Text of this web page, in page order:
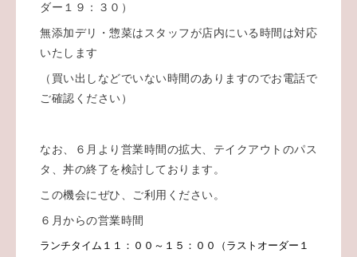
ダー１９：３０）
無添加デリ・惣菜はスタッフが店内にいる時間は対応
いたします
（買い出しなどでいない時間のありますのでお電話で
ご確認ください）
なお、６月より営業時間の拡大、テイクアウトのパス
タ、丼の終了を検討しております。
この機会にぜひ、ご利用ください。
６月からの営業時間
ランチタイム１１：００～１５：００（ラストオーダー１